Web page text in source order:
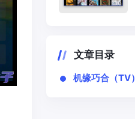
文章目录
机缘巧合（TV）